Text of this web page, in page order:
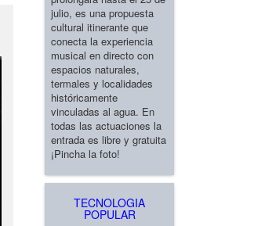
julio, es una propuesta
cultural itinerante que
conecta la experiencia
musical en directo con
espacios naturales,
termales y localidades
históricamente
vinculadas al agua. En
todas las actuaciones la
entrada es libre y gratuita
¡Pincha la foto!
TECNOLOGIA
POPULAR